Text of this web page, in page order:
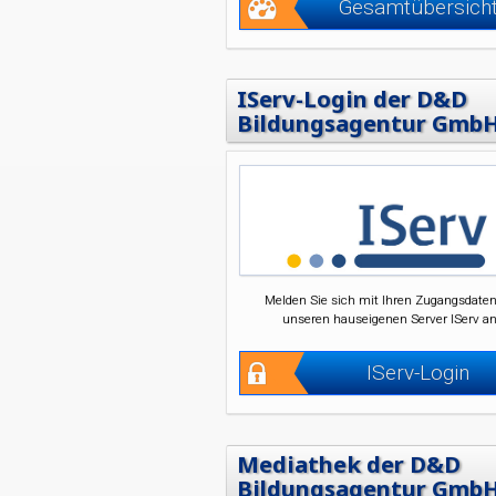
IServ-Login der D&D
Bildungsagentur
Melden Sie sich mit Ihren
unseren hauseigenen Server IServ an.
IServ-Login
Mediathek der D&D
Bildungsagentur